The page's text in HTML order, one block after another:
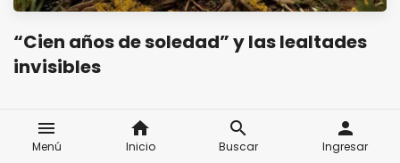
menu
Menú
home
Inicio
search
Buscar
person
Ingresar
“Cien años de soledad” y las lealtades
invisibles